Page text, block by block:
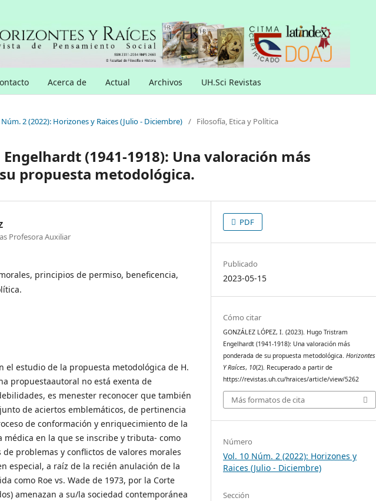
Acerca de Actual Archivos UH.Sci Revistas
2 (2022): Horizones y Raices (Julio - Diciembre) / Filosofía, Etica y Política
(1941-1918): Una valoración más
propuesta metodológica.
Profesora Auxiliar
principios de permiso, beneficencia,
el estudio de la propuesta metodológica de H.
propuestaautoral no está exenta de
es menester reconocer que también
de aciertos emblemáticos, de pertinencia
de conformación y enriquecimiento de la
médica en la que se inscribe y tributa- como
problemas y conflictos de valores morales
especial, a raíz de la recién anulación de la
como Roe vs. Wade de 1973, por la Corte
amenazan a su/la sociedad contemporánea
PDF
Publicado
2023-05-15
Cómo citar
GONZÁLEZ LÓPEZ, I. (2023). Hugo Tristram
Engelhardt (1941-1918): Una valoración más
ponderada de su propuesta metodológica.Horizontes
Y Raíces, 10(2). Recuperado a partir de
https://revistas.uh.cu/hraices/article/view/5262
Más formatos de cita
Número
Vol. 10 Núm. 2 (2022): Horizones y
Raices (Julio - Diciembre)
Sección